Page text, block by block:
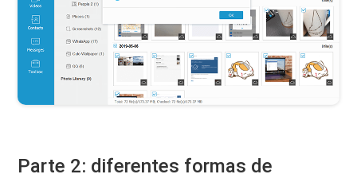
Parte 2: diferentes formas de